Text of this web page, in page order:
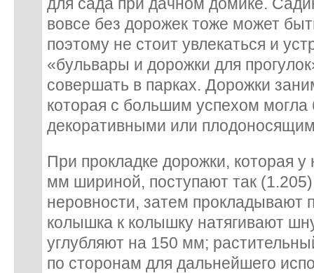
вовсе без дорожек тоже может
поэтому не стоит увлекаться и
«бульвары и дорожки для
совершать в парках. Дорожки
которая с большим успехом могла
декоративными или
При прокладке дорожки, которая
мм шириной, поступают так
неровности, затем прокладывают
колышка к колышку натягивают
углубляют на 150 мм;
по сторонам для дальнейшего